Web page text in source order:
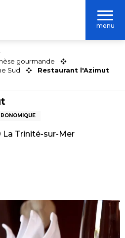
menu
gourmande
Sud
Restaurant l'Azimut
La Trinité-sur-Mer
favoris